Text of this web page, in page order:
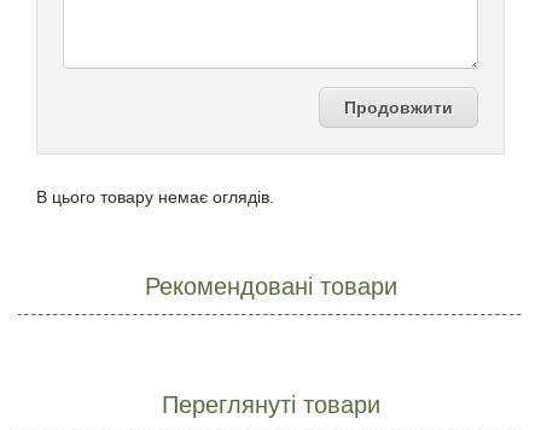
Продовжити
В цього товару немає оглядів.
Рекомендовані товари
Переглянуті товари